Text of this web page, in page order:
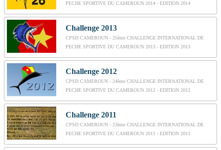
PECHE SPORTIVE DU CAMEROUN 2014 - EDITION 2014
Challenge 2013
CPSD CAMEROUN - 25ème CHALLENGE INTERNATIONAL DE
PECHE SPORTIVE DU CAMEROUN 2013 - EDITION 2013
Challenge 2012
CPSD CAMEROUN - 24ème CHALLENGE INTERNATIONAL DE
PECHE SPORTIVE DU CAMEROUN 2012 - EDITION 2012
Challenge 2011
CPSD CAMEROUN - 23ème CHALLENGE INTERNATIONAL DE
PECHE SPORTIVE DU CAMEROUN 2011 - EDITION 2011